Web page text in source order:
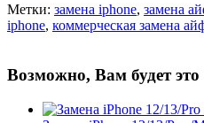
Метки: замена iphone, замена
iphone, коммерческая замена
Возможно, Вам будет это